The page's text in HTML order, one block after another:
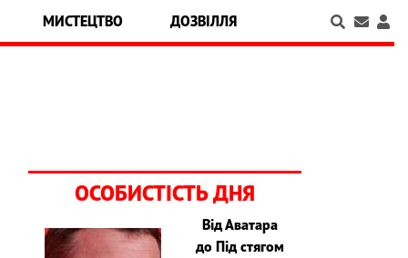
МИСТЕЦТВО ДОЗВІЛЛЯ
ОСОБИСТІСТЬ ДНЯ
Від Аватара
до Під стягом